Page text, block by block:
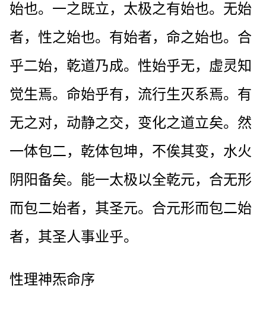
始也。一之既立，太极之有始也。无始
者，性之始也。有始者，命之始也。合
乎二始，乾道乃成。性始乎无，虚灵知
觉生焉。命始乎有，流行生灭系焉。有
无之对，动静之交，变化之道立矣。然
一体包二，乾体包坤，不俟其变，水火
阴阳备矣。能一太极以全乾元，合无形
而包二始者，其圣元。合元形而包二始
者，其圣人事业乎。
性理神炁命序